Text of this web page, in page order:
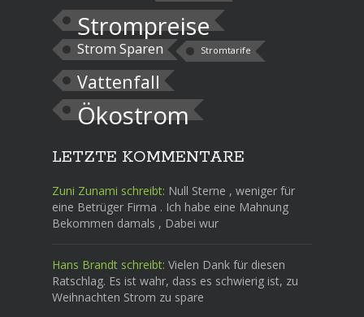
Strompreise
Strom Sparen Stromtarife
Vattenfall
Ökostrom
LETZTE KOMMENTARE
Zuni Zunami schreibt: Null Sterne , weniger für
eine Betrüger Firma . Ich habe eine Mahnung
Bekommen damals , Dabei wur
Hans Brandt schreibt: Vielen Dank für diesen
Ratschlag. Es ist wahr, dass es schwierig ist, zu
Weihnachten Strom zu spare